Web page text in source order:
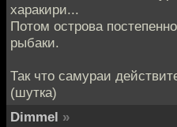
харакири...
Потом острова
рыбаки.
Так что самураи
(шутка)
Dimmel »